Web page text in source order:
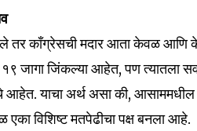
तर काँग्रेसची मदार आता केवळ आणि
जागा जिंकल्या आहेत, पण त्यातला
आहेत. याचा अर्थ असा की,
विशिष्ट मतपेढीचा पक्ष बनला आहे.